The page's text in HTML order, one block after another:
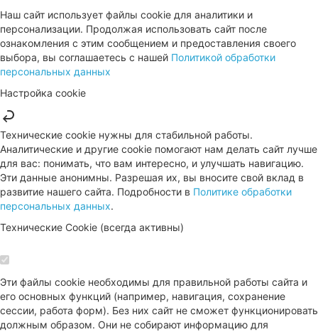
Наш сайт использует файлы cookie для аналитики и
персонализации. Продолжая использовать сайт после
ознакомления с этим сообщением и предоставления своего
выбора, вы соглашаетесь с нашей Политикой обработки
персональных данных
Настройка cookie
Технические cookie нужны для стабильной работы.
Аналитические и другие cookie помогают нам делать сайт лучше
для вас: понимать, что вам интересно, и улучшать навигацию.
Эти данные анонимны. Разрешая их, вы вносите свой вклад в
развитие нашего сайта. Подробности в Политике обработки
персональных данных.
Технические Cookie (всегда активны)
Эти файлы cookie необходимы для правильной работы сайта и
его основных функций (например, навигация, сохранение
сессии, работа форм). Без них сайт не сможет функционировать
должным образом. Они не собирают информацию для